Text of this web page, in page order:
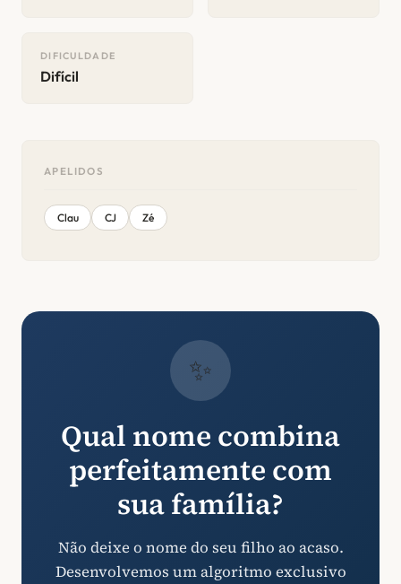
DIFICULDADE
Difícil
APELIDOS
Clau CJ Zé
✨
Qual nome combina
perfeitamente com
sua família?
Não deixe o nome do seu filho ao acaso.
Desenvolvemos um algoritmo exclusivo